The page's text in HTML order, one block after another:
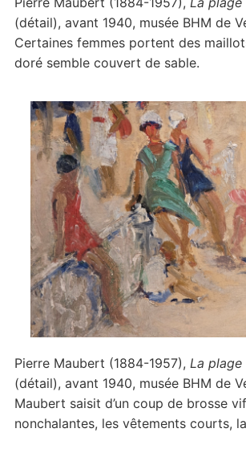
(détail), avant 1940, musée BHM de
Certaines femmes portent des
doré semble couvert de sable.
Pierre Maubert (1884-1957), La plage
(détail), avant 1940, musée BHM de
Maubert saisit d’un coup de brosse
nonchalantes, les vêtements courts,